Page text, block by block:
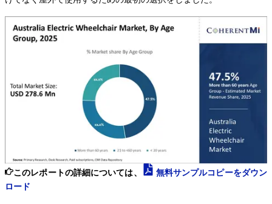
このレポートの詳細については、
無料サンプルコピーをダウン
ロード